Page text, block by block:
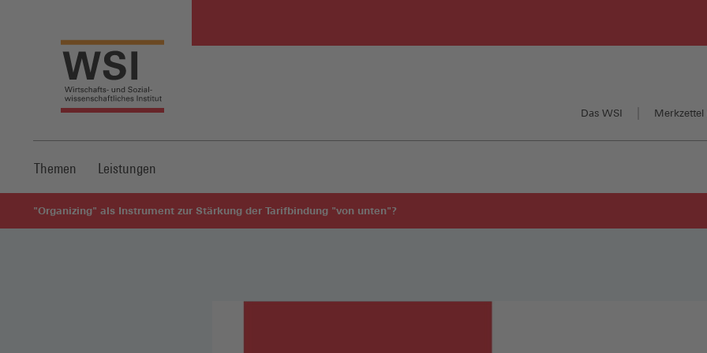
Das WSI Merkzettel
Themen Leistungen
"Organizing" als Instrument zur Stärkung der Tarifbindung "von unten"?